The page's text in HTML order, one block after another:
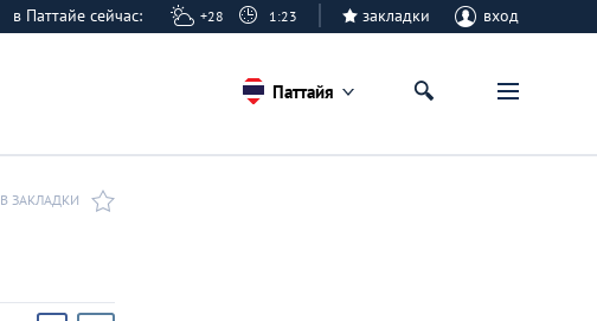
в Паттайе сейчас: +28 1:23 закладки вход
Паттайя
В ЗАКЛАДКИ